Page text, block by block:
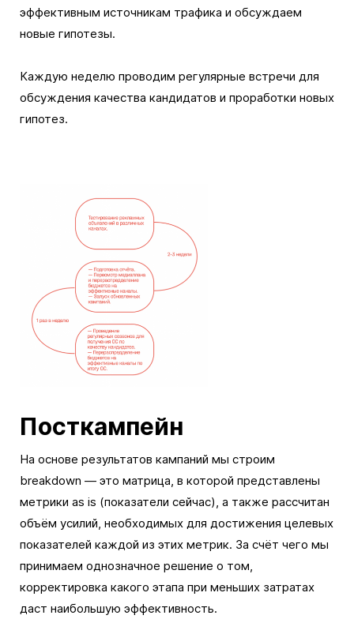
эффективным источникам трафика и обсуждаем
новые гипотезы.
Каждую неделю проводим регулярные встречи для
обсуждения качества кандидатов и проработки новых
гипотез.
Посткампейн
На основе результатов кампаний мы строим
breakdown — это матрица, в которой представлены
метрики as is (показатели сейчас), а также рассчитан
объём усилий, необходимых для достижения целевых
показателей каждой из этих метрик. За счёт чего мы
принимаем однозначное решение о том,
корректировка какого этапа при меньших затратах
даст наибольшую эффективность.